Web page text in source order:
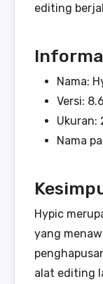
editing
Nama:
Versi:
Ukuran:
Nama
Hypic
yang
alat editing